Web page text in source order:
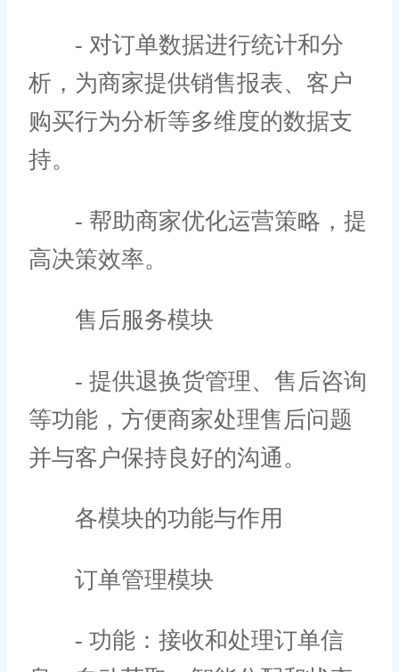
- 对订单数据进行统计和分
析，为商家提供销售报表、客户
购买行为分析等多维度的数据支
持。
- 帮助商家优化运营策略，提
高决策效率。
售后服务模块
- 提供退换货管理、售后咨询
等功能，方便商家处理售后问题
并与客户保持良好的沟通。
各模块的功能与作用
订单管理模块
- 功能：接收和处理订单信